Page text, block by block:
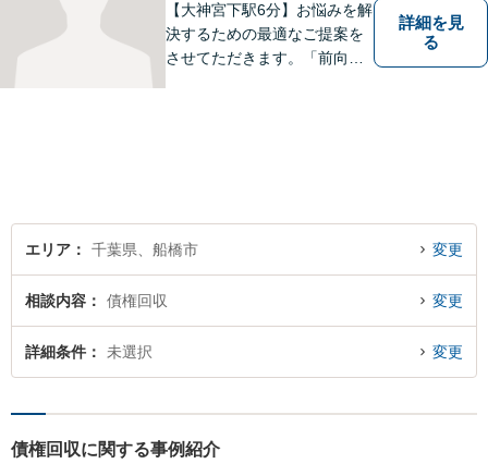
【大神宮下駅6分】お悩みを解
決するための最適なご提案を
させてただきます。「前向き
詳細を見
る
エリア 千葉県、船橋市 変更
相談内容 債権回収 変更
詳細条件 未選択 変更
債権回収に関する事例紹介